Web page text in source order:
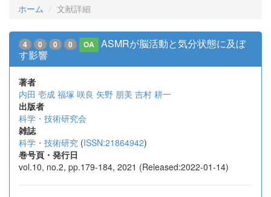
ホーム 文献詳細
4 0 0 0 OA
ASMRが脳活動と気分状態に及ぼ
す影響
著者
内田 壱成 福塚 咲良 矢野 朋美 吉村 耕一
出版者
科学・技術研究会
雑誌
科学・技術研究 (ISSN:21864942)
巻号頁・発行日
vol.10, no.2, pp.179-184, 2021 (Released:2022-01-14)